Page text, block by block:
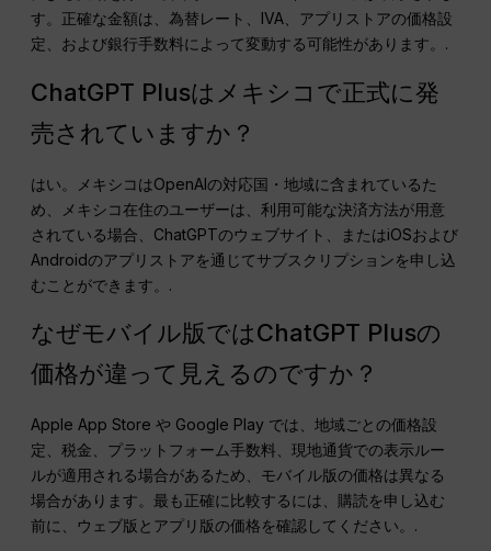
す。正確な金額は、為替レート、IVA、アプリストアの価格設
定、および銀行手数料によって変動する可能性があります。.
ChatGPT Plusはメキシコで正式に発
売されていますか？
はい。メキシコはOpenAIの対応国・地域に含まれているた
め、メキシコ在住のユーザーは、利用可能な決済方法が用意
されている場合、ChatGPTのウェブサイト、またはiOSおよび
Androidのアプリストアを通じてサブスクリプションを申し込
むことができます。.
なぜモバイル版ではChatGPT Plusの
価格が違って見えるのですか？
Apple App Store や Google Play では、地域ごとの価格設
定、税金、プラットフォーム手数料、現地通貨での表示ルー
ルが適用される場合があるため、モバイル版の価格は異なる
場合があります。最も正確に比較するには、購読を申し込む
前に、ウェブ版とアプリ版の価格を確認してください。.